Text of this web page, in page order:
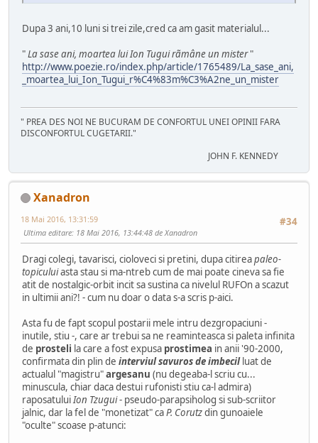
Dupa 3 ani,10 luni si trei zile,cred ca am gasit materialul...
"La sase ani, moartea lui Ion Tugui rãmâne un mister"
http://www.poezie.ro/index.php/article/1765489/La_sase_ani,
_moartea_lui_Ion_Tugui_r%C4%83m%C3%A2ne_un_mister
" PREA DES NOI NE BUCURAM DE CONFORTUL UNEI OPINII FARA
DISCONFORTUL CUGETARII."
JOHN F. KENNEDY
Xanadron
#34
18 Mai 2016, 13:31:59
Ultima editare: 18 Mai 2016, 13:44:48 de Xanadron
Dragi colegi, tavarisci, cioloveci si pretini, dupa citireapaleo-
topiculuiasta stau si ma-ntreb cum de mai poate cineva sa fie
atit de nostalgic-orbit incit sa sustina ca nivelul RUFOn a scazut
in ultimii ani?! - cum nu doar o data s-a scris p-aici.
Asta fu de fapt scopul postarii mele intru dezgropaciuni -
inutile, stiu -, care ar trebui sa ne reaminteasca si paleta infinita
de prosteli la care a fost expusa prostimea in anii '90-2000,
confirmata din plin de interviul savuros de imbecilluat de
actualul "magistru"argesanu (nu degeaba-l scriu cu...
minuscula, chiar daca destui rufonisti stiu ca-l admira)
raposatuluiIon Tzugui- pseudo-parapsiholog si sub-scriitor
jalnic, dar la fel de "monetizat" caP. Corutzdin gunoaiele
"oculte" scoase p-atunci: